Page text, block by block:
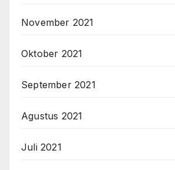
November 2021
Oktober 2021
September 2021
Agustus 2021
Juli 2021